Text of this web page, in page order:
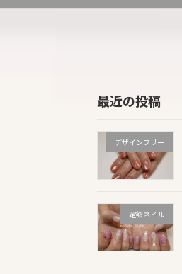
最近の投稿
デザインフリー
定額ネイル